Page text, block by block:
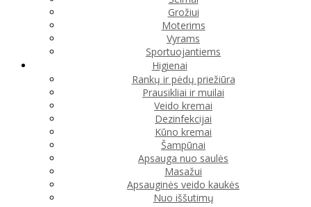
Grožiui
Moterims
Vyrams
Sportuojantiems
Higienai
Rankų ir pėdų priežiūra
Prausikliai ir muilai
Veido kremai
Dezinfekcijai
Kūno kremai
Šampūnai
Apsauga nuo saulės
Masažui
Apsauginės veido kaukės
Nuo iššutimų